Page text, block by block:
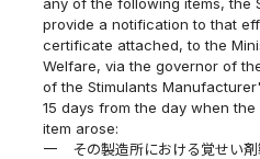
provide a notification to that
certificate attached, to the
Welfare, via the governor of
of the Stimulants
15 days from the day when
item arose:
一
その製造所における覚せい